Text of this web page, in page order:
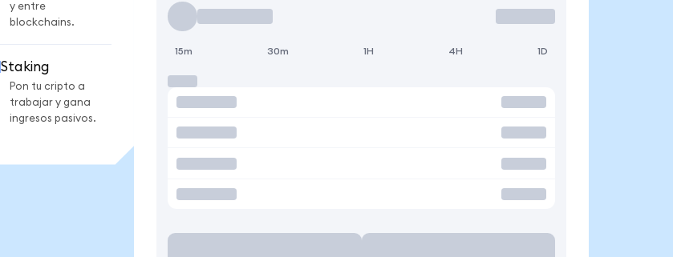
y entre
blockchains.
Staking
Pon tu cripto a
trabajar y gana
ingresos pasivos.
15m 30m 1H 4H 1D